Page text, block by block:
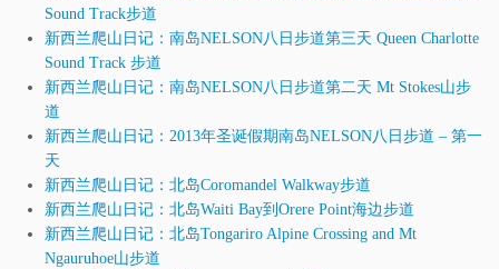
Sound Track步道
新西兰爬山日记：南岛NELSON八日步道第三天 Queen Charlotte
Sound Track 步道
新西兰爬山日记：南岛NELSON八日步道第二天 Mt Stokes山步
道
新西兰爬山日记：2013年圣诞假期南岛NELSON八日步道 – 第一
天
新西兰爬山日记：北岛Coromandel Walkway步道
新西兰爬山日记：北岛Waiti Bay到Orere Point海边步道
新西兰爬山日记：北岛Tongariro Alpine Crossing and Mt
Ngauruhoe山步道